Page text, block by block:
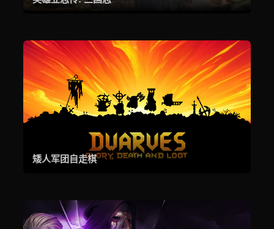
矮人军团自走棋